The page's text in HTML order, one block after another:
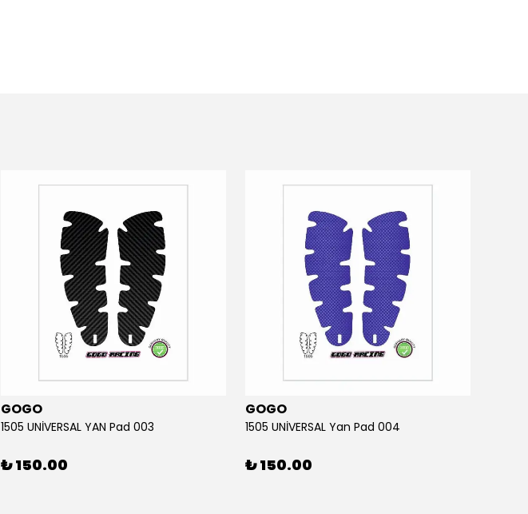
GOGO
1505 UNİVERSAL YAN Pad 003
₺ 150.00
GOGO
1505 UNİVERSAL Yan Pad 004
₺ 150.00